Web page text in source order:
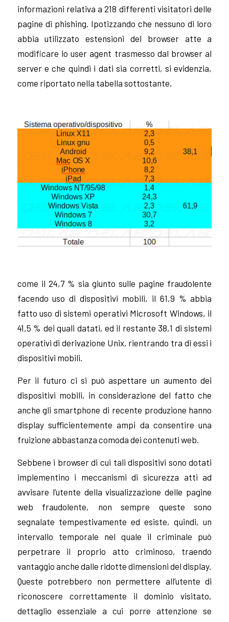
informazioni relativa a 218 differenti visitatori delle
pagine di phishing. Ipotizzando che nessuno di loro
abbia utilizzato estensioni del browser atte a
modificare lo user agent trasmesso dal browser al
server e che quindi i dati sia corretti, si evidenzia,
come riportato nella tabella sottostante,
come il 24,7 % sia giunto sulle pagine fraudolente
facendo uso di dispositivi mobili, il 61,9 % abbia
fatto uso di sistemi operativi Microsoft Windows, il
41,5 % dei quali datati, ed il restante 38,1 di sistemi
operativi di derivazione Unix, rientrando tra di essi i
dispositivi mobili.
Per il futuro ci si può aspettare un aumento dei
dispositivi mobili, in considerazione del fatto che
anche gli smartphone di recente produzione hanno
display sufficientemente ampi da consentire una
fruizione abbastanza comoda dei contenuti web.
Sebbene i browser di cui tali dispositivi sono dotati
implementino i meccanismi di sicurezza atti ad
avvisare l’utente della visualizzazione delle pagine
web fraudolente, non sempre queste sono
segnalate tempestivamente ed esiste, quindi, un
intervallo temporale nel quale il criminale può
perpetrare il proprio atto criminoso, traendo
vantaggio anche dalle ridotte dimensioni del display.
Queste potrebbero non permettere all’utente di
riconoscere correttamente il dominio visitato,
dettaglio essenziale a cui porre attenzione se